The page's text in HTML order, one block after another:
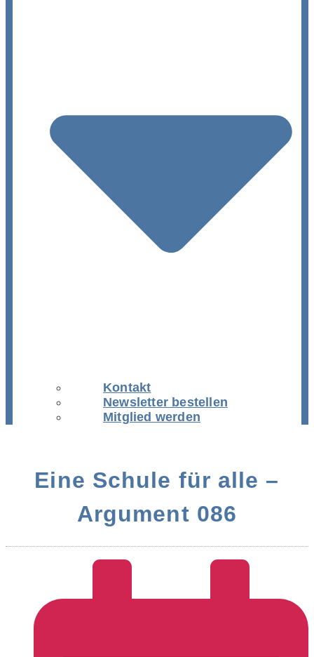
Kontakt
Newsletter bestellen
Mitglied werden
Eine Schule für alle –
Argument 086